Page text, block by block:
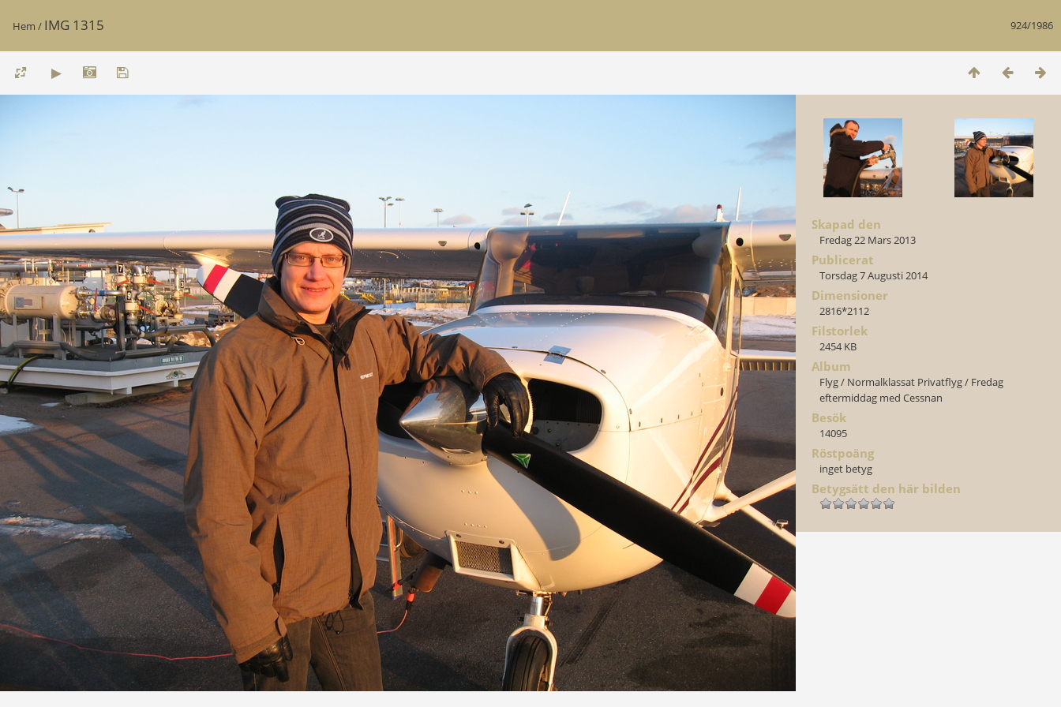
924/1986
Hem / IMG 1315
Skapad den
Fredag 22 Mars 2013
Publicerat
Torsdag 7 Augusti 2014
Dimensioner
2816*2112
Filstorlek
2454 KB
Album
Flyg/ Normalklassat Privatflyg/ Fredag
eftermiddag med Cessnan
Besök
14095
Röstpoäng
inget betyg
Betygsätt den här bilden